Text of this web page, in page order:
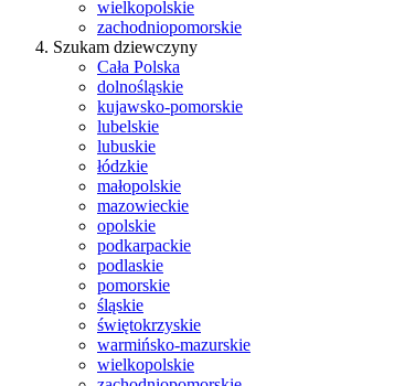
wielkopolskie
zachodniopomorskie
Szukam dziewczyny
Cała Polska
dolnośląskie
kujawsko-pomorskie
lubelskie
lubuskie
łódzkie
małopolskie
mazowieckie
opolskie
podkarpackie
podlaskie
pomorskie
śląskie
świętokrzyskie
warmińsko-mazurskie
wielkopolskie